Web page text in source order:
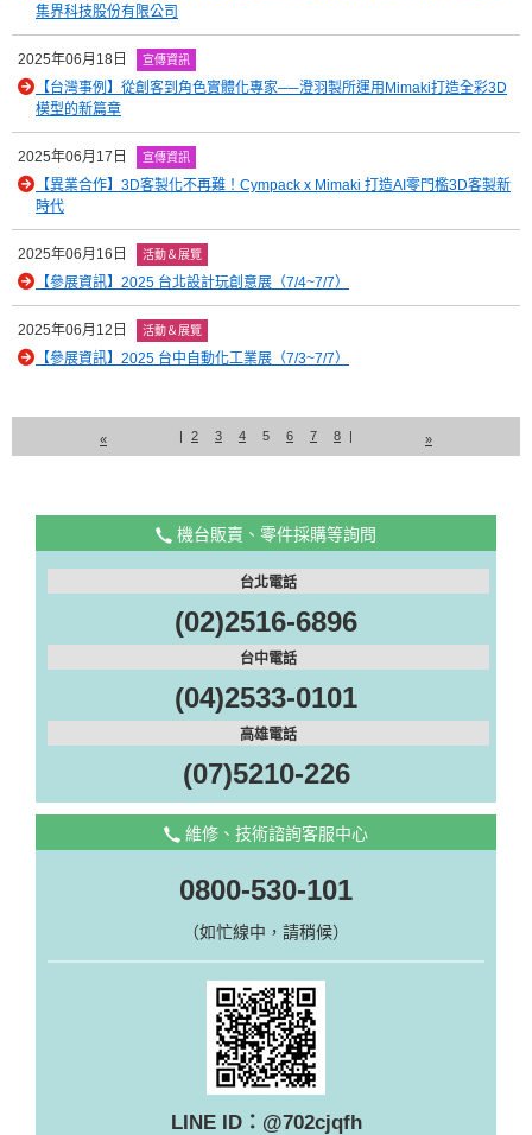
集界科技股份有限公司
2025年06月18日 宣傳資訊
【台灣事例】從創客到角色實體化專家──澄羽製所運用Mimaki打造全彩3D
模型的新篇章
2025年06月17日 宣傳資訊
【異業合作】3D客製化不再難！Cympack x Mimaki 打造AI零門檻3D客製新
時代
2025年06月16日 活動＆展覽
【參展資訊】2025 台北設計玩創意展（7/4~7/7）
2025年06月12日 活動＆展覽
【參展資訊】2025 台中自動化工業展（7/3~7/7）
« | 2 3 4 5 6 7 8 | »
機台販賣、零件採購等詢問
台北電話
(02)2516-6896
台中電話
(04)2533-0101
高雄電話
(07)5210-226
維修、技術諮詢客服中心
0800-530-101
（如忙線中，請稍候）
LINE ID：@702cjqfh